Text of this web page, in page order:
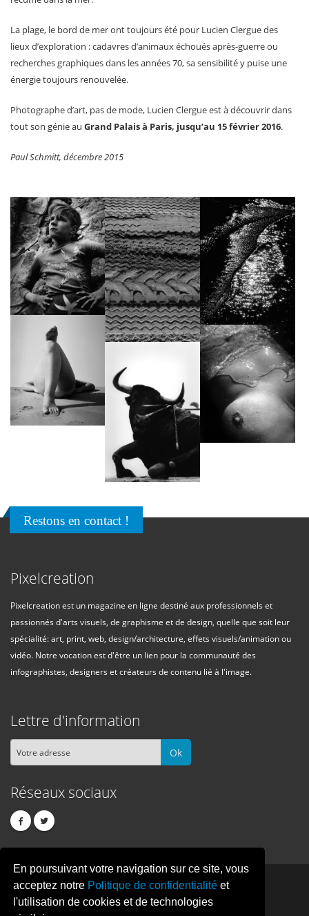
En poursuivant votre navigation sur ce site, vous
acceptez notre Politique de confidentialité et
l'utilisation de cookies et de technologies
La plage, le bord de mer ont toujours été pour Lucien Clergue des
lieux d’exploration : cadavres d’animaux échoués après-guerre ou
recherches graphiques dans les années 70, sa sensibilité y puise une
énergie toujours renouvelée.
Photographe d’art, pas de mode, Lucien Clergue est à découvrir dans
tout son génie au Grand Palais à Paris, jusqu’au 15 février 2016.
Paul Schmitt, décembre 2015
Restons en contact !
Pixelcreation
Pixelcreation est un magazine en ligne destiné aux professionnels et
passionnés d'arts visuels, de graphisme et de design, quelle que soit leur
spécialité: art, print, web, design/architecture, effets visuels/animation ou
vidéo. Notre vocation est d'être un lien pour la communauté des
infographistes, designers et créateurs de contenu lié à l'image.
Lettre d'information
Ok
Réseaux sociaux
PIXELCREATION